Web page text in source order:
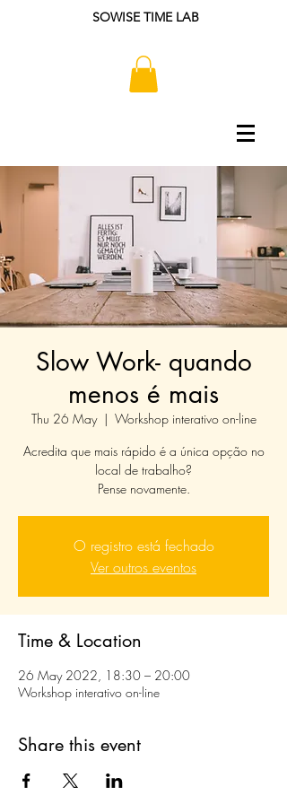
SOWISE TIME LAB
Slow Work- quando
menos é mais
Thu 26 May
  |
Workshop interativo on-line
Acredita que mais rápido é a única opção no
local de trabalho?
Pense novamente.
O registro está fechado
Ver outros eventos
Time & Location
26 May 2022, 18:30 – 20:00
Workshop interativo on-line
Share this event